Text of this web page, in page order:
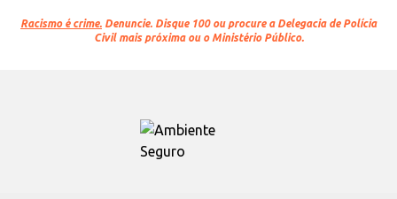
Racismo é crime. Denuncie. Disque 100 ou procure a Delegacia de Polícia
Civil mais próxima ou o Ministério Público.